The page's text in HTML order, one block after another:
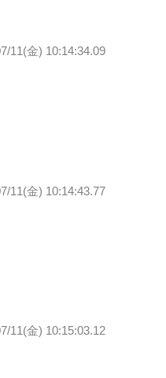
11(金) 10:14:34.09
11(金) 10:14:43.77
11(金) 10:15:03.12